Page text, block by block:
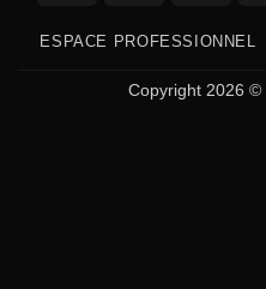
ESPACE PROFESSIONNEL
Copyright 2026 ©